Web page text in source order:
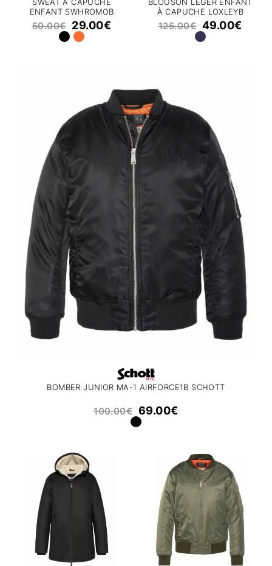
SWEAT À CAPUCHE
ENFANT SWHROMOB
SCHOTT
50.00€ 29.00€
BLOUSON LÉGER ENFANT
À CAPUCHE LOXLEYB
SCHOTT
125.00€ 49.00€
BOMBER JUNIOR MA-1 AIRFORCE1B SCHOTT
100.00€ 69.00€